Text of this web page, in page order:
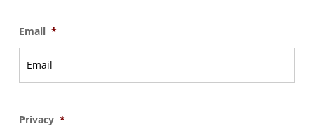
Email *
Privacy *